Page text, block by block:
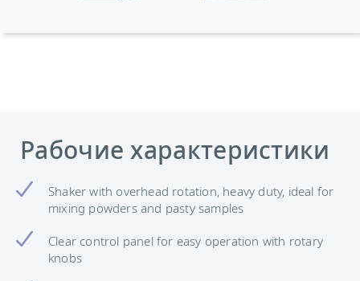
Рабочие характеристики
Shaker with overhead rotation, heavy duty, ideal for
mixing powders and pasty samples
Clear control panel for easy operation with rotary
knobs